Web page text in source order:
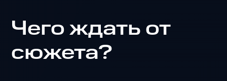
Чего ждать от
сюжета?